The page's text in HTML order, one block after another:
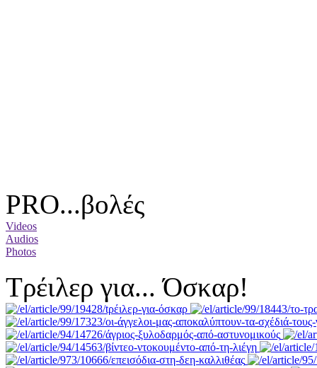
PRO...βολές
Videos
Audios
Photos
Tρέιλερ για... Όσκαρ!